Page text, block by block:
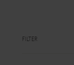
FILTER